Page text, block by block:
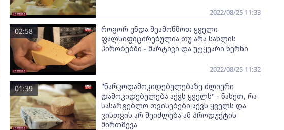
2022/08/25 11:33
როგორ უნდა შეამოწმოთ ყველი
ფალსიფიცირებულია თუ არა სახლის
პირობებში - მარტივი და უტყუარი ხერხი
02:58
2022/08/25 11:32
"ნარკოდამოკიდებულებაზე ძლიერი
დამოკიდებულება აქვს ყველს" - ნახეთ, რა
სასარგებლო თვისებები აქვს ყველს და
ვისთვის არ შეიძლება ამ პროდუქტის
მირთმევა
01:39